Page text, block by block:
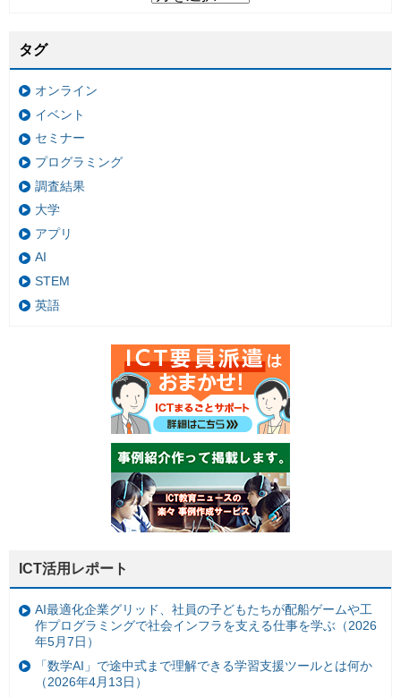
タグ
オンライン
イベント
セミナー
プログラミング
調査結果
大学
アプリ
AI
STEM
英語
ICT活用レポート
AI最適化企業グリッド、社員の子どもたちが配船ゲームや工
作プログラミングで社会インフラを支える仕事を学ぶ（2026
年5月7日）
「数学AI」で途中式まで理解できる学習支援ツールとは何か
（2026年4月13日）